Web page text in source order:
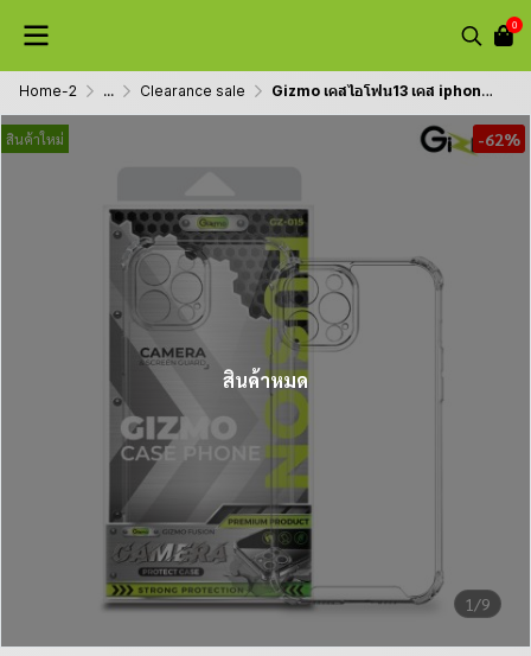
0
Home-2 ... Clearance sale Gizmo เคสไอโฟน13 เคส iphone13 , 13pro , 13promax รุ่น Fusion Glass Camera Protection
1/9
สินค้าใหม่ -62%
สินค้าหมด